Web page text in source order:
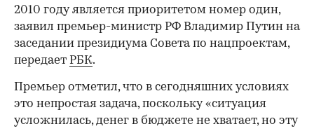
2010 году является приоритетом номер один,
заявил премьер-министр РФ Владимир Путин на
заседании президиума Совета по нацпроектам,
передает РБК.
Премьер отметил, что в сегодняшних условиях
это непростая задача, поскольку «ситуация
усложнилась, денег в бюджете не хватает, но эту